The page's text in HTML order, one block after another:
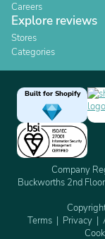
Careers
Explore reviews
Stores
Categories
Built for Shopify
Company
Buckworths 2nd
Terms
Privacy